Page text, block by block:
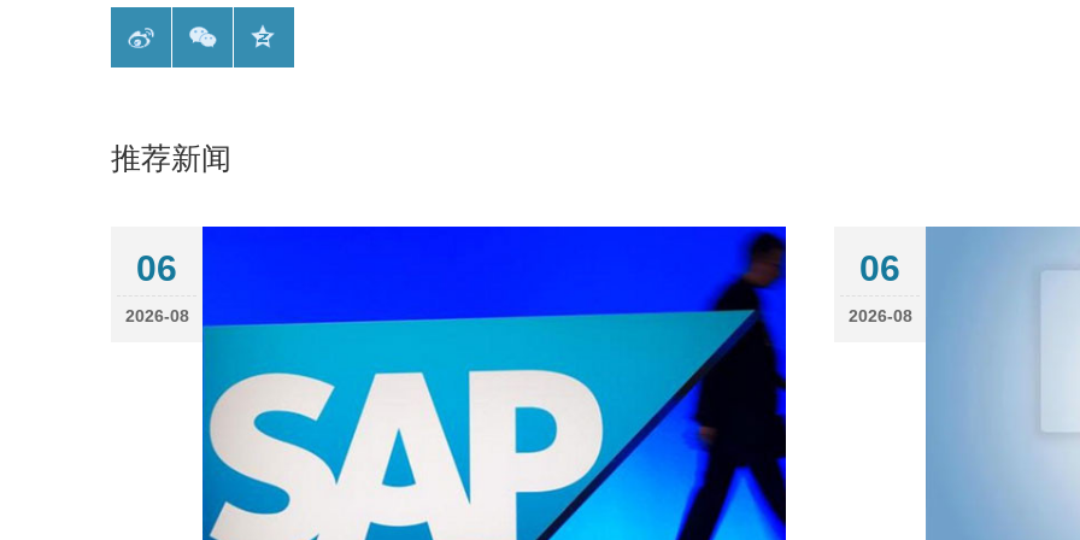
推荐新闻
06
2026-08
06
2026-08